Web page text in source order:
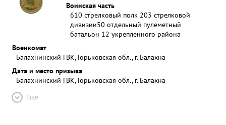
Воинская часть
610 стрелковый полк 203 стрелковой
дивизии50 отдельный пулеметный
батальон 12 укрепленного района
Военкомат
Балахнинский ГВК, Горьковская обл., г. Балахна
Дата и место призыва
Балахнинский ГВК, Горьковская обл., г. Балахна
Ещё